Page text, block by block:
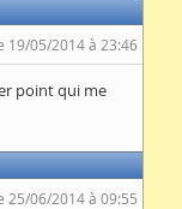
19/05/2014 à 23:46
point qui me
25/06/2014 à 09:55